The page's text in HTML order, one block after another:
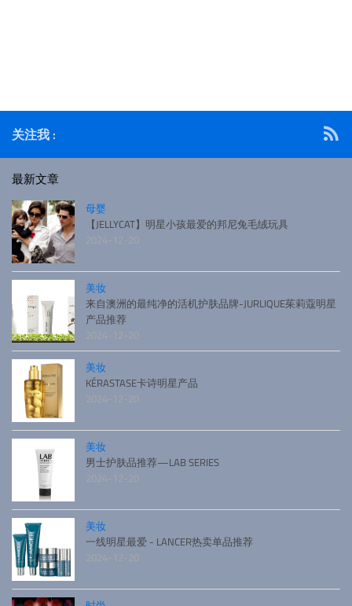
关注我 :
最新文章
母婴
【JELLYCAT】明星小孩最爱的邦尼兔毛绒玩具
2024-12-20
美妆
来自澳洲的最纯净的活机护肤品牌-JURLIQUE茱莉蔻明星
产品推荐
2024-12-20
美妆
KÉRASTASE卡诗明星产品
2024-12-20
美妆
男士护肤品推荐—LAB SERIES
2024-12-20
美妆
一线明星最爱 - LANCER热卖单品推荐
2024-12-20